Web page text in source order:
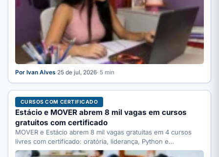
Por Ivan Alves·25 de jul, 2026· 5 min
CURSOS COM CERTIFICADO
Estácio e MOVER abrem 8 mil vagas em cursos
gratuitos com certificado
MOVER e Estácio abrem 8 mil vagas gratuitas em 4 cursos
livres com certificado: oratória, liderança, Python e…